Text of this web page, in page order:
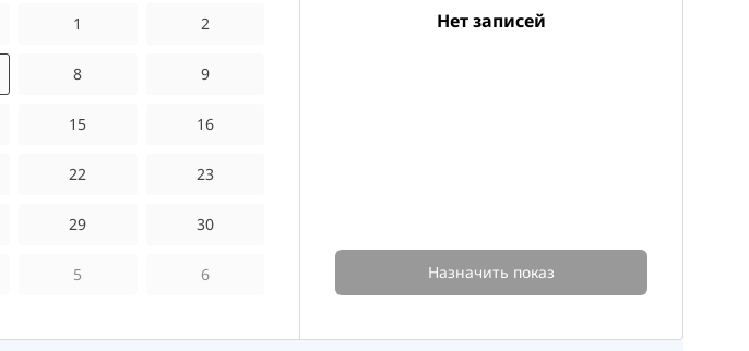
1 2
8 9
15 16
22 23
29 30
5 6
Нет записей
Назначить показ